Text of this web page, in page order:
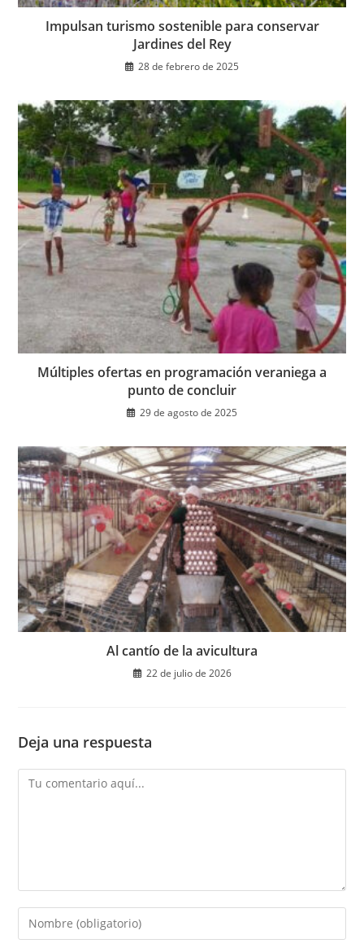
Impulsan turismo sostenible para conservar
Jardines del Rey
28 de febrero de 2025
Múltiples ofertas en programación veraniega a
punto de concluir
29 de agosto de 2025
Al cantío de la avicultura
22 de julio de 2026
Deja una respuesta
Comentario
Introduce
tu